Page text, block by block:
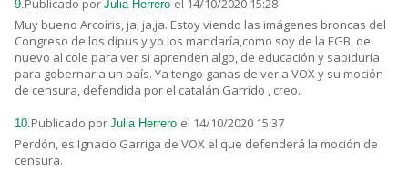
9. Publicado por Julia Herrero el 14/10/2020 15:28
Muy bueno Arcoíris, ja, ja,ja. Estoy viendo las imágenes broncas del
Congreso de los dipus y yo los mandaría,como soy de la EGB, de
nuevo al cole para ver si aprenden algo, de educación y sabiduría
para gobernar a un país. Ya tengo ganas de ver a VOX y su moción
de censura, defendida por el catalán Garrido , creo.
10. Publicado por Julia Herrero el 14/10/2020 15:37
Perdón, es Ignacio Garriga de VOX el que defenderá la moción de
censura.